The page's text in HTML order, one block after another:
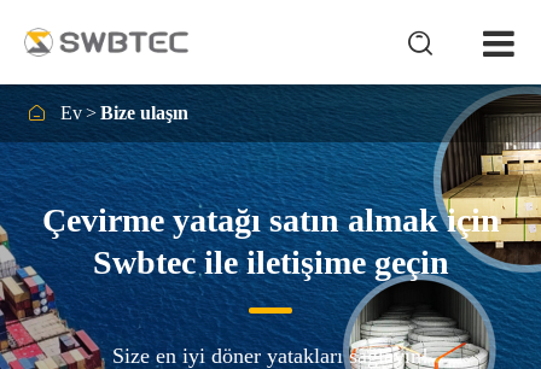

 Ev Bize ulaşın
Çevirme yatağı satın almak için
Swbtec ile iletişime geçin
Size en iyi döner yatakları sağlayın!